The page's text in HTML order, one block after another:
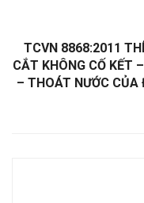
TCVN 8868:2011
CẮT KHÔNG CỐ KẾT
– THOÁT NƯỚC CỦA